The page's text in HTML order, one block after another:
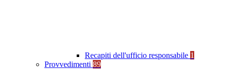
Recapiti dell'ufficio responsabile 1
Provvedimenti 89